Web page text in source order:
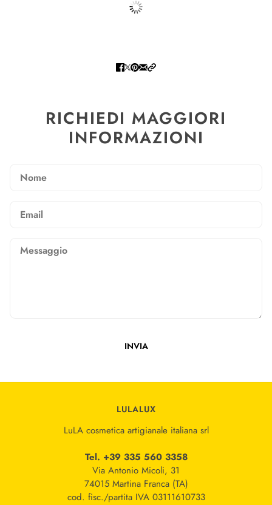
RICHIEDI MAGGIORI
INFORMAZIONI
Nome
Email
Messaggio
INVIA
LULALUX
LuLA cosmetica artigianale italiana srl
Tel. +39 335 560 3358
Via Antonio Micoli, 31
74015 Martina Franca (TA)
cod. fisc./partita IVA 03111610733